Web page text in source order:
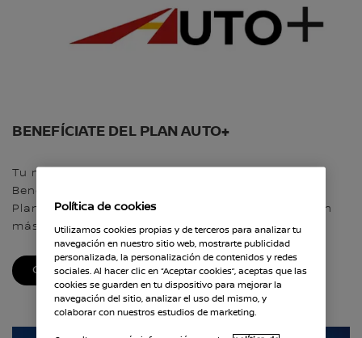
BENEFÍCIATE DEL PLAN AUTO+
Tu nuevo Nissan eléctrico, más cerca que nunca.
Benefíciate de
Plan Auto+ y da el paso a la movilidad eléctrica con
más ventajas.
CONSULTA DETALLES
Política de cookies
Utilizamos cookies propias y de terceros para analizar tu
navegación en nuestro sitio web, mostrarte publicidad
personalizada, la personalización de contenidos y redes
sociales. Al hacer clic en “Aceptar cookies”, aceptas que las
cookies se guarden en tu dispositivo para mejorar la
navegación del sitio, analizar el uso del mismo, y
colaborar con nuestros estudios de marketing.